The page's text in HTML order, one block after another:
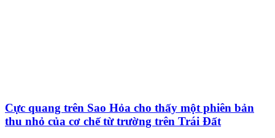
Cực quang trên Sao Hỏa cho thấy một phiên bản
thu nhỏ của cơ chế từ trường trên Trái Đất